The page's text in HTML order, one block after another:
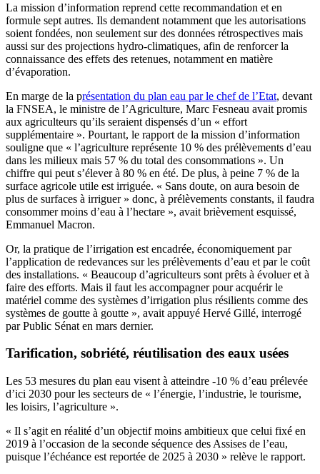
La mission d’information reprend cette recommandation et en
formule sept autres. Ils demandent notamment que les autorisations
soient fondées, non seulement sur des données rétrospectives mais
aussi sur des projections hydro-climatiques, afin de renforcer la
connaissance des effets des retenues, notamment en matière
d’évaporation.
En marge de la présentation du plan eau par le chef de l’Etat, devant
la FNSEA, le ministre de l’Agriculture, Marc Fesneau avait promis
aux agriculteurs qu’ils seraient dispensés d’un « effort
supplémentaire ». Pourtant, le rapport de la mission d’information
souligne que « l’agriculture représente 10 % des prélèvements d’eau
dans les milieux mais 57 % du total des consommations ». Un
chiffre qui peut s’élever à 80 % en été. De plus, à peine 7 % de la
surface agricole utile est irriguée. « Sans doute, on aura besoin de
plus de surfaces à irriguer » donc, à prélèvements constants, il faudra
consommer moins d’eau à l’hectare », avait brièvement esquissé,
Emmanuel Macron.
Or, la pratique de l’irrigation est encadrée, économiquement par
l’application de redevances sur les prélèvements d’eau et par le coût
des installations. « Beaucoup d’agriculteurs sont prêts à évoluer et à
faire des efforts. Mais il faut les accompagner pour acquérir le
matériel comme des systèmes d’irrigation plus résilients comme des
systèmes de goutte à goutte », avait appuyé Hervé Gillé, interrogé
par Public Sénat en mars dernier.
Tarification, sobriété, réutilisation des eaux usées
Les 53 mesures du plan eau visent à atteindre -10 % d’eau prélevée
d’ici 2030 pour les secteurs de « l’énergie, l’industrie, le tourisme,
les loisirs, l’agriculture ».
« Il s’agit en réalité d’un objectif moins ambitieux que celui fixé en
2019 à l’occasion de la seconde séquence des Assises de l’eau,
puisque l’échéance est reportée de 2025 à 2030 » relève le rapport.